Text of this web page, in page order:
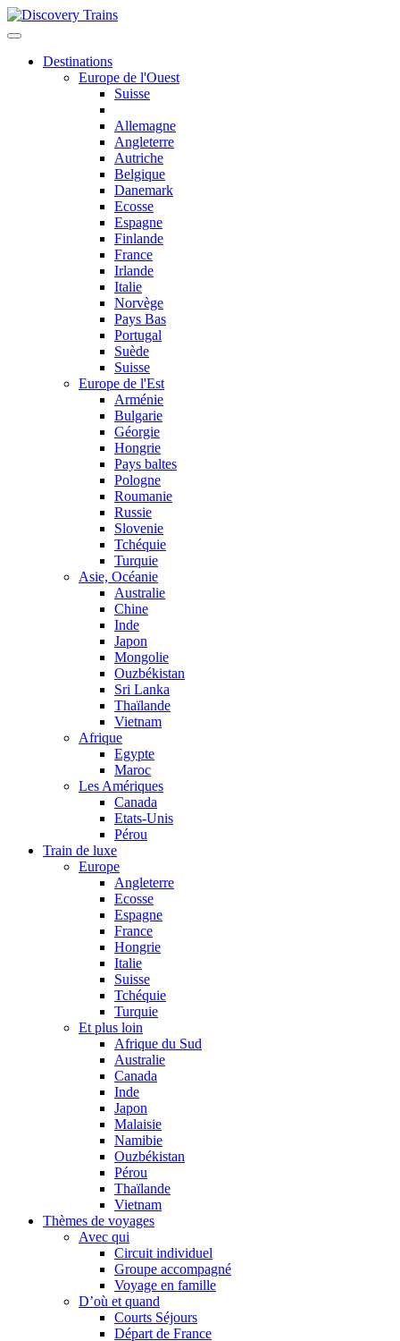
Destinations
Europe de l'Ouest
Suisse
Allemagne
Angleterre
Autriche
Belgique
Danemark
Ecosse
Espagne
Finlande
France
Irlande
Italie
Norvège
Pays Bas
Portugal
Suède
Suisse
Europe de l'Est
Arménie
Bulgarie
Géorgie
Hongrie
Pays baltes
Pologne
Roumanie
Russie
Slovenie
Tchéquie
Turquie
Asie, Océanie
Australie
Chine
Inde
Japon
Mongolie
Ouzbékistan
Sri Lanka
Thaïlande
Vietnam
Afrique
Egypte
Maroc
Les Amériques
Canada
Etats-Unis
Pérou
Train de luxe
Europe
Angleterre
Ecosse
Espagne
France
Hongrie
Italie
Suisse
Tchéquie
Turquie
Et plus loin
Afrique du Sud
Australie
Canada
Inde
Japon
Malaisie
Namibie
Ouzbékistan
Pérou
Thaïlande
Vietnam
Thèmes de voyages
Avec qui
Circuit individuel
Groupe accompagné
Voyage en famille
D’où et quand
Courts Séjours
Départ de France